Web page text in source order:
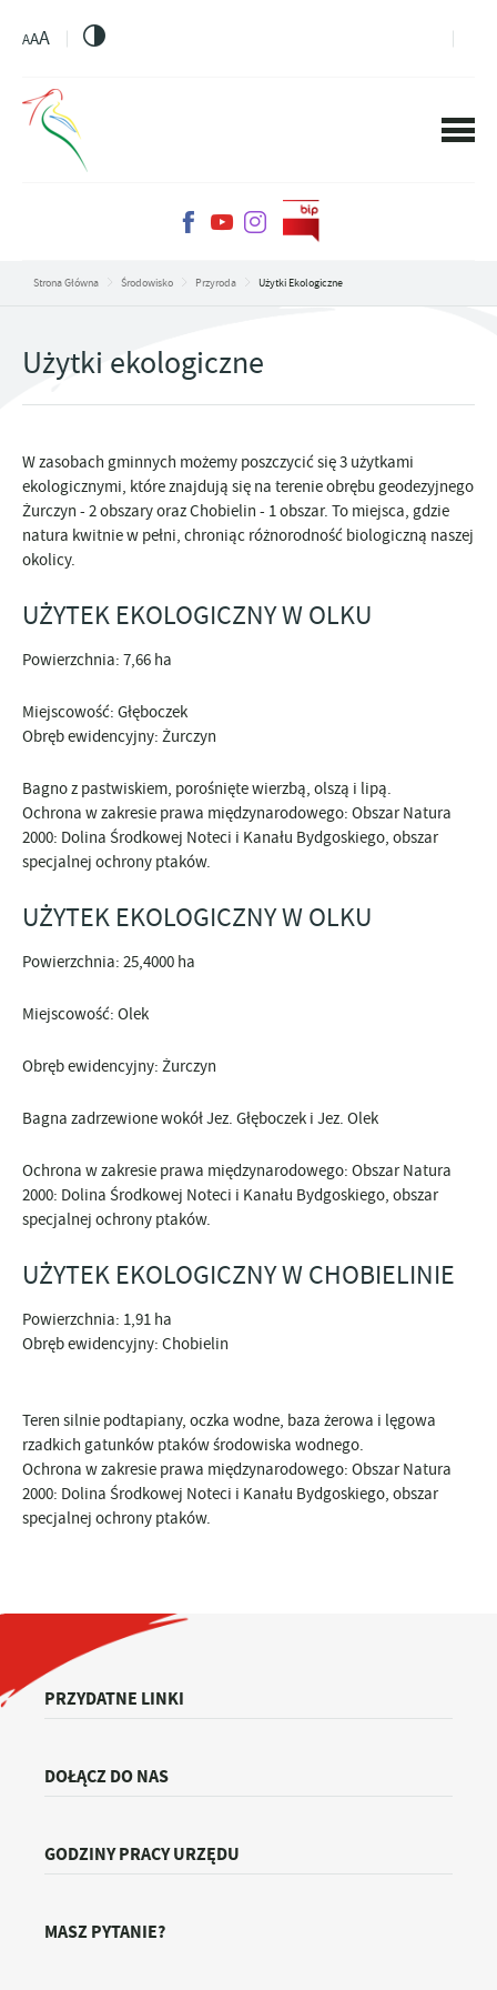
AAA
Strona Główna Środowisko Przyroda Użytki Ekologiczne
Użytki ekologiczne
W zasobach gminnych możemy poszczycić się 3 użytkami
ekologicznymi, które znajdują się na terenie obrębu geodezyjnego
Żurczyn - 2 obszary oraz Chobielin - 1 obszar. To miejsca, gdzie
natura kwitnie w pełni, chroniąc różnorodność biologiczną naszej
okolicy.
UŻYTEK EKOLOGICZNY W OLKU
Powierzchnia: 7,66 ha
Miejscowość: Głęboczek
Obręb ewidencyjny: Żurczyn
Bagno z pastwiskiem, porośnięte wierzbą, olszą i lipą.
Ochrona w zakresie prawa międzynarodowego: Obszar Natura
2000: Dolina Środkowej Noteci i Kanału Bydgoskiego, obszar
specjalnej ochrony ptaków.
UŻYTEK EKOLOGICZNY W OLKU
Powierzchnia: 25,4000 ha
Miejscowość: Olek
Obręb ewidencyjny: Żurczyn
Bagna zadrzewione wokół Jez. Głęboczek i Jez. Olek
Ochrona w zakresie prawa międzynarodowego: Obszar Natura
2000: Dolina Środkowej Noteci i Kanału Bydgoskiego, obszar
specjalnej ochrony ptaków.
UŻYTEK EKOLOGICZNY W CHOBIELINIE
Powierzchnia: 1,91 ha
Obręb ewidencyjny: Chobielin
Teren silnie podtapiany, oczka wodne, baza żerowa i lęgowa
rzadkich gatunków ptaków środowiska wodnego.
Ochrona w zakresie prawa międzynarodowego: Obszar Natura
2000: Dolina Środkowej Noteci i Kanału Bydgoskiego, obszar
specjalnej ochrony ptaków.
PRZYDATNE LINKI
DOŁĄCZ DO NAS
GODZINY PRACY URZĘDU
MASZ PYTANIE?